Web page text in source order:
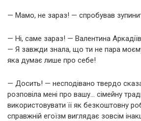
— Мамо, не зараз! — спробував
— Ні, саме зараз! — Валентина
— Я завжди знала, що ти не пара моєму
яка думає лише про себе!
— Досить! — несподівано твердо
розповіла мені про вашу… сімейну
використовувати її як безкоштовну
справжній егоїзм виглядає зовсім